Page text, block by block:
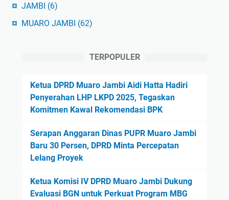
JAMBI (6)
MUARO JAMBI (62)
TERPOPULER
Ketua DPRD Muaro Jambi Aidi Hatta Hadiri
Penyerahan LHP LKPD 2025, Tegaskan
Komitmen Kawal Rekomendasi BPK
Serapan Anggaran Dinas PUPR Muaro Jambi
Baru 30 Persen, DPRD Minta Percepatan
Lelang Proyek
Ketua Komisi IV DPRD Muaro Jambi Dukung
Evaluasi BGN untuk Perkuat Program MBG